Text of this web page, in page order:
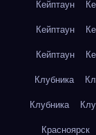
Кейптаун
Кейптаун
Кейптаун
Клубника
Клубника
Красноярск